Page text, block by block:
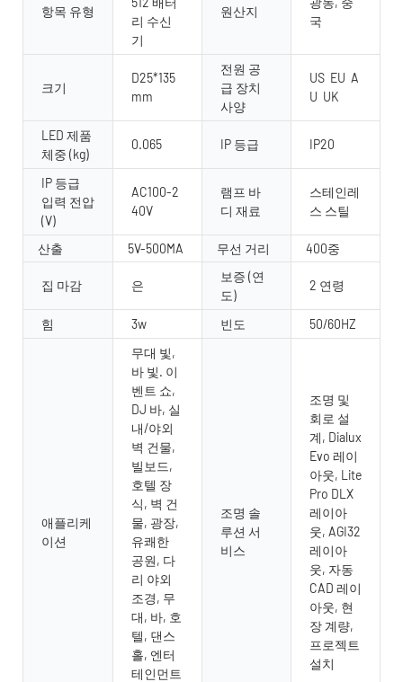
항목 유형
리 수신
기
원산지
국
크기
D25*135
mm
전원 공
급 장치
사양
US EU A
U UK
LED 제품
체중 (kg)
0.065 IP 등급 IP20
IP 등급
입력 전압
(V)
AC100-2
40V
램프 바
디 재료
스테인레
스 스틸
산출 5V-500MA 무선 거리 400중
집 마감 은
보증 (연
도)
2 연령
힘 3w 빈도 50/60HZ
애플리케
이션
무대 빛,
바 빛. 이
벤트 쇼,
DJ 바, 실
내/야외
벽 건물,
빌보드,
호텔 장
식, 벽 건
물, 광장,
유쾌한
공원, 다
리 야외
조경, 무
대, 바, 호
텔, 댄스
홀, 엔터
테인먼트
조명 솔
루션 서
비스
조명 및
회로 설
계, Dialux
Evo 레이
아웃, Lite
Pro DLX
레이아
웃, AGI32
레이아
웃, 자동
CAD 레이
아웃, 현
장 계량,
프로젝트
설치